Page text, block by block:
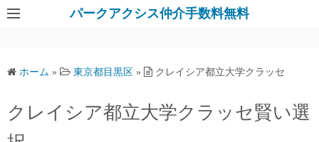
パークアクシス仲介手数料無料
ホーム » 東京都目黒区 » クレイシア都立大学クラッセ
クレイシア都立大学クラッセ賢い選